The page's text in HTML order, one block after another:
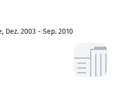
Dez. 2003 - Sep. 2010